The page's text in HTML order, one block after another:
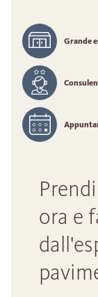
Grande
ora e